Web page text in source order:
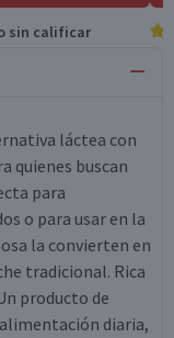
sin calificar
láctea con
quienes buscan
para
o para usar en la
la convierten en
tradicional. Rica
producto de
diaria,